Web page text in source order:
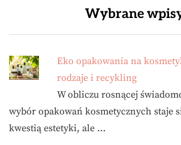
Wybrane
Eko opakowania na
rodzaje i recykling
W obliczu rosnącej
wybór opakowań kosmetycznych staje
kwestią estetyki, ale …